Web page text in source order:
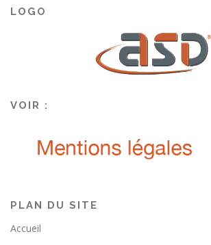
LOGO
VOIR :
PLAN DU SITE
Accueil